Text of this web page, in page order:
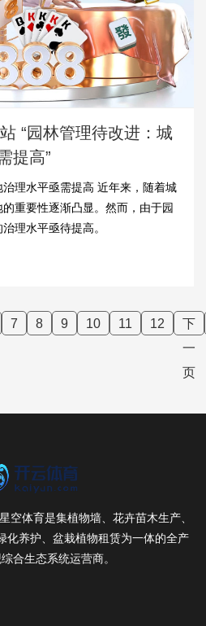
“园林管理待改进：城
提高”
理水平亟需提高 近年来，随着城
重要性逐渐凸显。然而，由于园
理水平亟待提高。
7 8 9 10 11 12
下
一
页
空体育是集植物墙、花卉苗木生产、
化养护、盆栽植物租赁为一体的全产
合生态系统运营商。